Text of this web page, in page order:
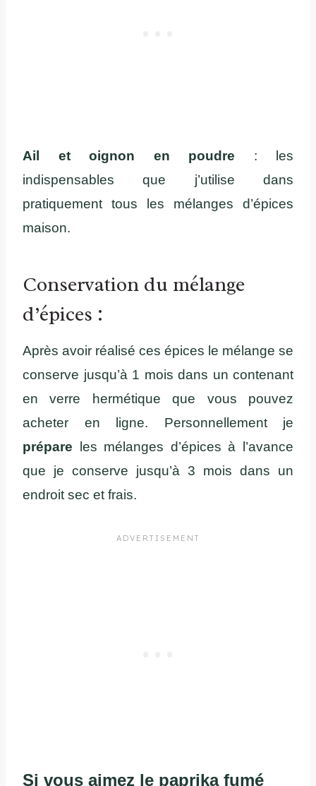
Ail et oignon en poudre : les
indispensables que j’utilise dans
pratiquement tous les mélanges d’épices
maison.
Conservation du mélange
d’épices :
Après avoir réalisé ces épices le mélange se
conserve jusqu’à 1 mois dans un contenant
en verre hermétique que vous pouvez
acheter en ligne. Personnellement je
prépare les mélanges d’épices à l’avance
que je conserve jusqu’à 3 mois dans un
endroit sec et frais.
Si vous aimez le paprika fumé